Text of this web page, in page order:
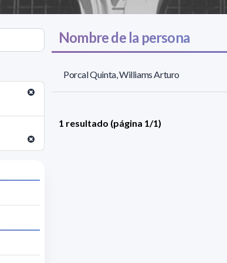
Nombre de la persona
Porcal Quinta, Williams Arturo
1 resultado (página 1/1)